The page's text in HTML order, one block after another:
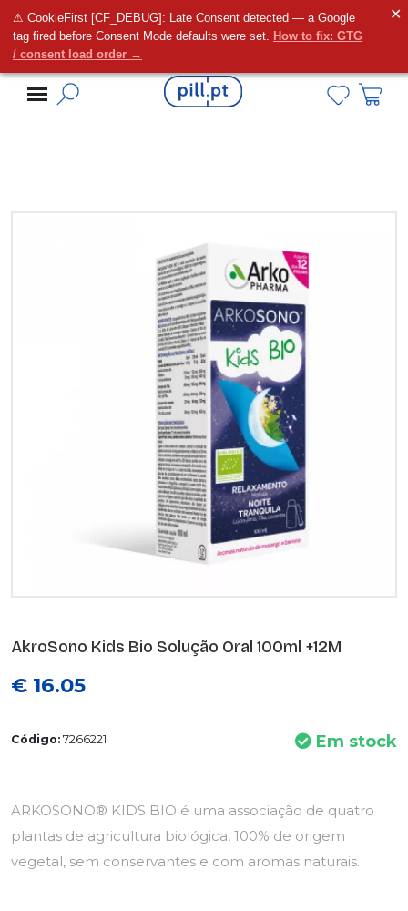
⚠ CookieFirst [CF_DEBUG]: Late Consent detected — a Google
tag fired before Consent Mode defaults were set. How to fix: GTG
/ consent load order →
✕
Alguma dúvida?
AkroSono Kids Bio Solução Oral 100ml +12M
€ 16.05
Código: 7266221 Em stock
ARKOSONO® KIDS BIO é uma associação de quatro
plantas de agricultura biológica, 100% de origem
vegetal, sem conservantes e com aromas naturais.